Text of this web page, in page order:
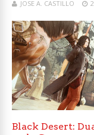
JOSE A. CASTILLO
Black Desert: